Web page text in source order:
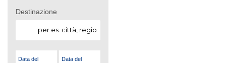
Destinazione
Data del Data del